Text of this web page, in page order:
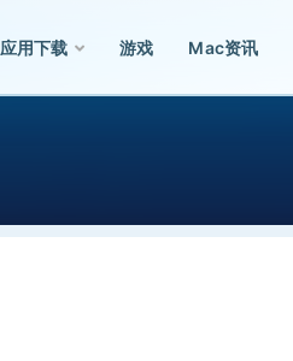
应用下载 游戏 Mac资讯